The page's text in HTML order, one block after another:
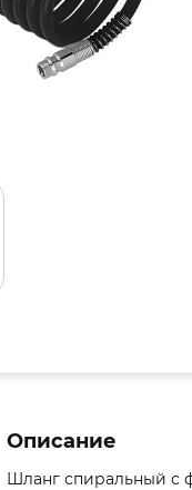
Описание
Шланг спиральный с